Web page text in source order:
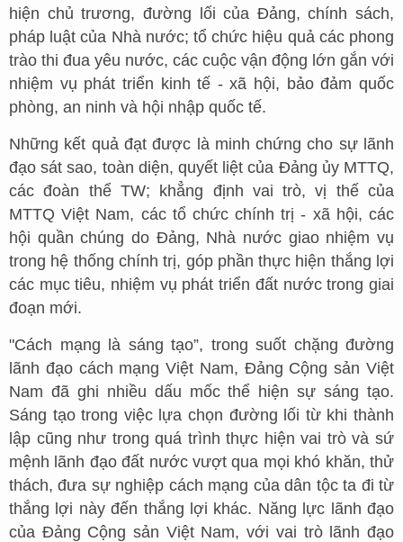
hiện chủ trương, đường lối của Đảng, chính sách,
pháp luật của Nhà nước; tổ chức hiệu quả các phong
trào thi đua yêu nước, các cuộc vận động lớn gắn với
nhiệm vụ phát triển kinh tế - xã hội, bảo đảm quốc
phòng, an ninh và hội nhập quốc tế.
Những kết quả đạt được là minh chứng cho sự lãnh
đạo sát sao, toàn diện, quyết liệt của Đảng ủy MTTQ,
các đoàn thể TW; khẳng định vai trò, vị thế của
MTTQ Việt Nam, các tổ chức chính trị - xã hội, các
hội quần chúng do Đảng, Nhà nước giao nhiệm vụ
trong hệ thống chính trị, góp phần thực hiện thắng lợi
các mục tiêu, nhiệm vụ phát triển đất nước trong giai
đoạn mới.
"Cách mạng là sáng tạo”, trong suốt chặng đường
lãnh đạo cách mạng Việt Nam, Đảng Cộng sản Việt
Nam đã ghi nhiều dấu mốc thể hiện sự sáng tạo.
Sáng tạo trong việc lựa chọn đường lối từ khi thành
lập cũng như trong quá trình thực hiện vai trò và sứ
mệnh lãnh đạo đất nước vượt qua mọi khó khăn, thử
thách, đưa sự nghiệp cách mạng của dân tộc ta đi từ
thắng lợi này đến thắng lợi khác. Năng lực lãnh đạo
của Đảng Cộng sản Việt Nam, với vai trò lãnh đạo